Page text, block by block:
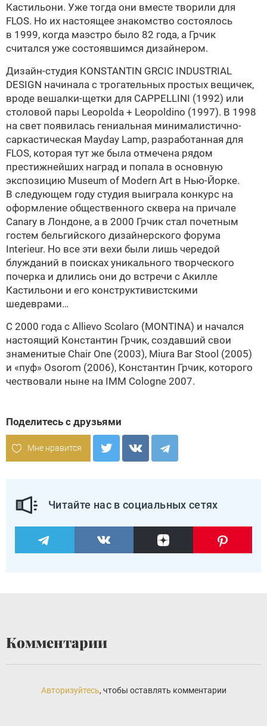
Кастильони. Уже тогда они вместе творили для
FLOS. Но их настоящее знакомство состоялось
в 1999, когда маэстро было 82 года, а Грчик
считался уже состоявшимся дизайнером.
Дизайн-студия KONSTANTIN GRCIC INDUSTRIAL
DESIGN начинала с трогательных простых вещичек,
вроде вешалки-щетки для CAPPELLINI (1992) или
столовой пары Leopolda + Leopoldino (1997). В 1998
на свет появилась гениальная минималистично-
саркастическая Mayday Lamp, разработанная для
FLOS, которая тут же была отмечена рядом
престижнейших наград и попала в основную
экспозицию Museum of Modern Art в Нью-Йорке.
В следующем году студия выиграла конкурс на
оформление общественного сквера на причале
Сanary в Лондоне, а в 2000 Грчик стал почетным
гостем бельгийского дизайнерского форума
Interieur. Но все эти вехи были лишь чередой
блужданий в поисках уникального творческого
почерка и длились они до встречи с Акилле
Кастильони и его конструктивистскими
шедеврами…
C 2000 года с Allievo Scolaro (MONTINA) и начался
настоящий Константин Грчик, создавший свои
знаменитые Сhair One (2003), Miura Bar Stool (2005)
и «пуф» Osorom (2006), Константин Грчик, которого
чествовали ныне на IMM Cologne 2007.
Поделитесь с друзьями
Мне нравится
Читайте нас в социальных сетях
Комментарии
Авторизуйтесь, чтобы оставлять комментарии